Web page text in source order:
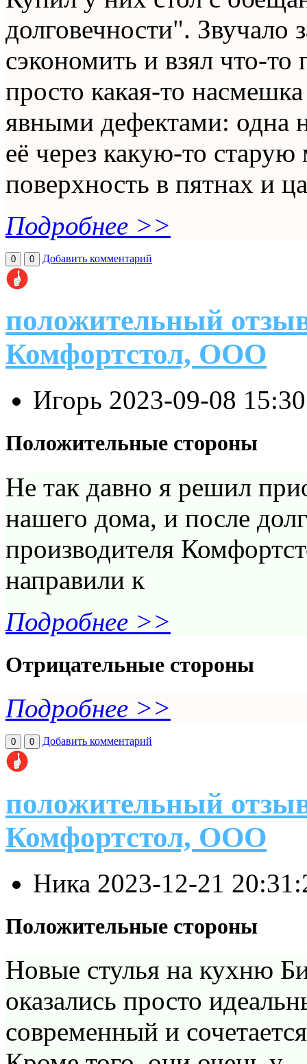
долговечности".
сэкономить и взял что-
просто какая-то
явными дефектами: одна
её через какую-то
поверхность в пятнах и
Подробнее >>
0 0 Добавить комментарий
положительный
Комфортстол, ООО
Игорь 2023-09-08
Положительные стороны
Не так давно я решил
нашего дома, и после
производителя
направили к
Подробнее >>
Отрицательные стороны
Подробнее >>
0 0 Добавить комментарий
положительный
Комфортстол, ООО
Ника 2023-12-21
Положительные стороны
Новые стулья на кухню
оказались просто
современный и